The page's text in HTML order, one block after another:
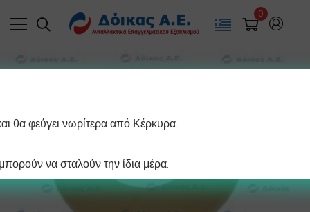
0
θα φεύγει νωρίτερα από Κέρκυρα.
να σταλούν την ίδια μέρα.